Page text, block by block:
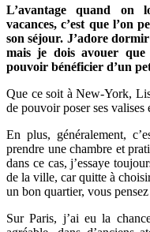
L’avantage quand on
vacances, c’est que l’on
son séjour. J’adore
mais je dois avouer que
pouvoir bénéficier d’un
Que ce soit à New-York,
de pouvoir poser ses
En plus, généralement,
prendre une chambre et
dans ce cas, j’essaye
de la ville, car quitte à
un bon quartier, vous pensez
Sur Paris, j’ai eu la